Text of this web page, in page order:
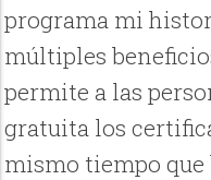
programa mi
múltiples
permite a las
gratuita los
mismo tiempo